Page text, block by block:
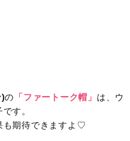
)の 「ファートーク帽」 は、ウ
す。
も期待できますよ♡